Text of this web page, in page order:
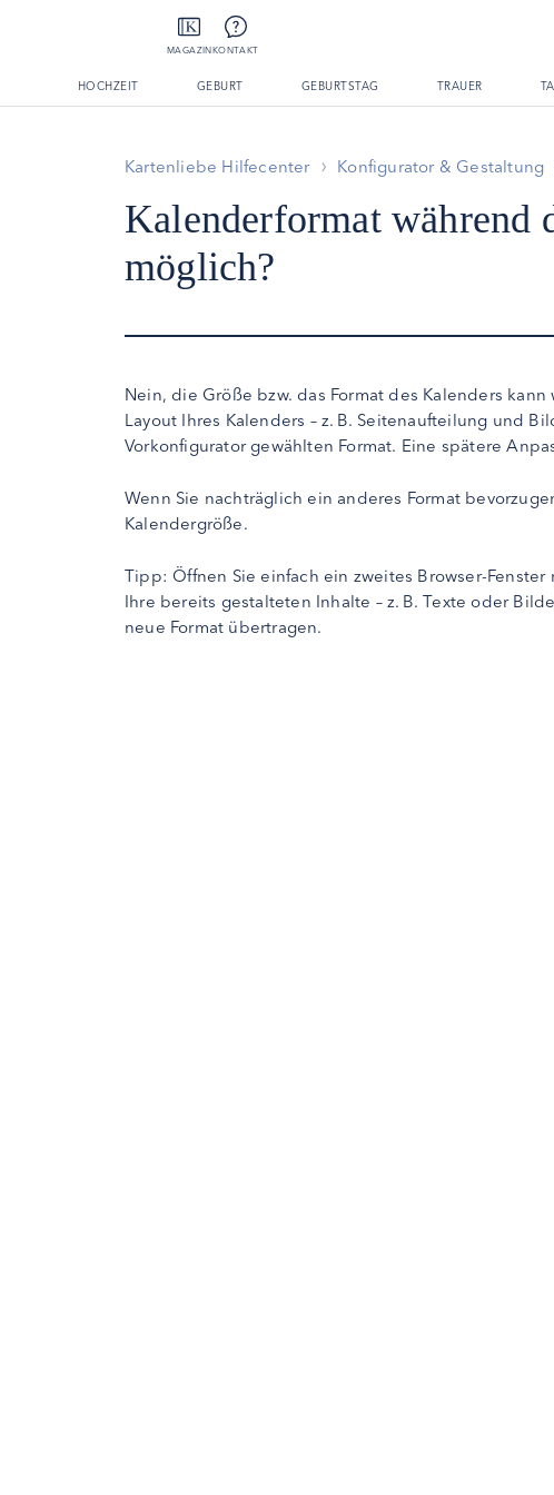
MAGAZINKONTAKT
HOCHZEIT GEBURT GEBURTSTAG TRAUER
Kartenliebe Hilfecenter Konfigurator & Gestaltung
Kalenderformat während
möglich?
Nein, die Größe bzw. das Format des Kalenders
Layout Ihres Kalenders – z. B. Seitenaufteilung und
Vorkonfigurator gewählten Format. Eine spätere
Wenn Sie nachträglich ein anderes Format
Kalendergröße.
Tipp: Öffnen Sie einfach ein zweites Browser-
Ihre bereits gestalteten Inhalte – z. B. Texte oder
neue Format übertragen.